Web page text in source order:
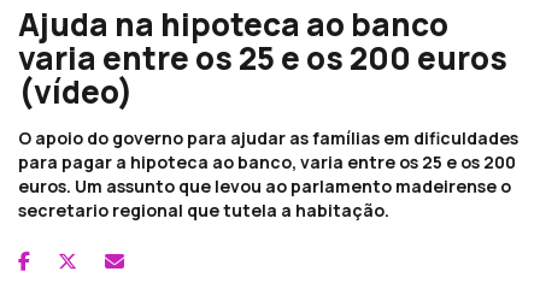
Ajuda na hipoteca ao banco
varia entre os 25 e os 200 euros
(vídeo)
O apoio do governo para ajudar as famílias em dificuldades
para pagar a hipoteca ao banco, varia entre os 25 e os 200
euros. Um assunto que levou ao parlamento madeirense o
secretario regional que tutela a habitação.